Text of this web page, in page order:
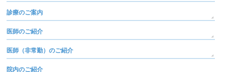
診療のご案内
医師のご紹介
医師（非常勤）のご紹介
院内のご紹介